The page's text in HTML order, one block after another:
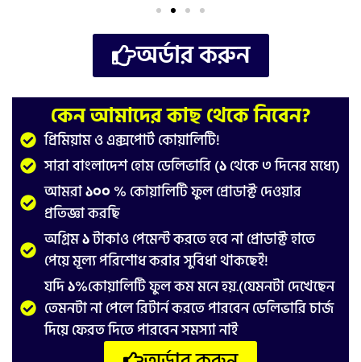
অর্ডার করুন
কেন আমাদের কাছ থেকে নিবেন?
প্রিমিয়াম ও এক্সপোর্ট কোয়ালিটি!
সারা বাংলাদেশ হোম ডেলিভারি (১থেকে ৩ দিনের মধ্যে)
আমরা১০০ % কোয়ালিটি ফুল প্রোডাক্ট দেওয়ার
প্রতিজ্ঞা করছি
অগ্রিম১টাকাও পেমেন্ট করতে হবে না প্রোডাক্ট হাতে
পেয়ে মূল্য পরিশোধ করার সুবিধা থাকছেই!
যদি১%কোয়ালিটি ফুল কম মনে হয়.(যেমনটা দেখেছেন
তেমনটা না পেলে রিটার্ন করতে পারবেন ডেলিভারি চার্জ
দিয়ে ফেরত দিতে পারবেন সমস্যা নাই